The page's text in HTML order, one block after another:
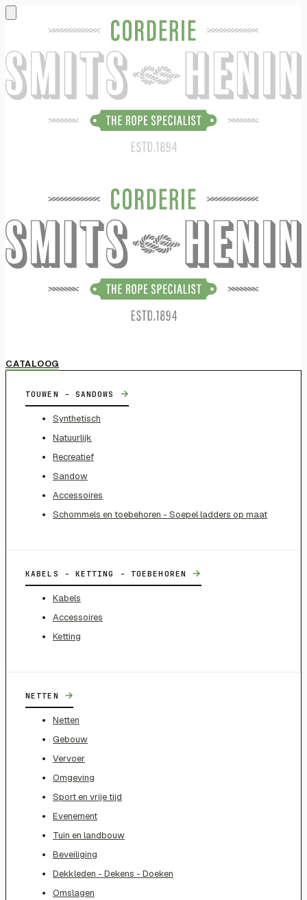
CATALOOG
TOUWEN - SANDOWS →
Synthetisch
Natuurlijk
Recreatief
Sandow
Accessoires
Schommels en toebehoren - Soepel ladders op maat
KABELS - KETTING - TOEBEHOREN →
Kabels
Accessoires
Ketting
NETTEN →
Netten
Gebouw
Vervoer
Omgeving
Sport en vrije tijd
Evenement
Tuin en landbouw
Beveiliging
Dekkleden - Dekens - Doeken
Omslagen